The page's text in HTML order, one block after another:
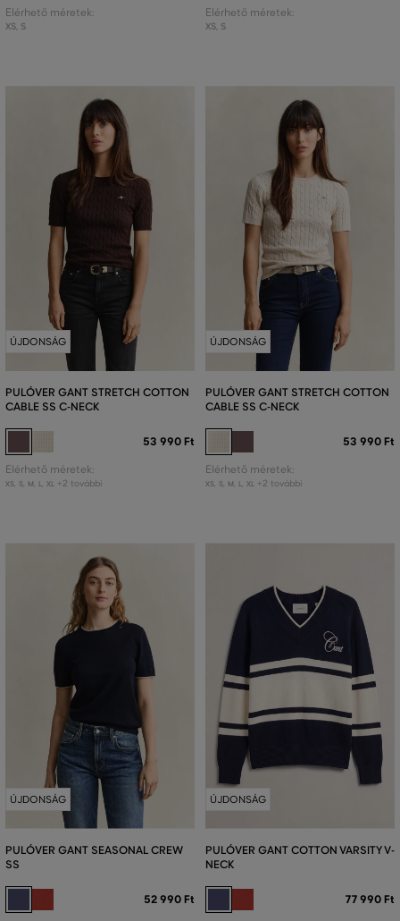
Elérhető méretek:
XS, S
Elérhető méretek:
XS, S
ÚJDONSÁG
PULÓVER GANT STRETCH COTTON
CABLE SS C-NECK
53 990 Ft
Elérhető méretek:
XS, S, M L XL +2 további
ÚJDONSÁG
PULÓVER GANT STRETCH COTTON
CABLE SS C-NECK
53 990 Ft
Elérhető méretek:
XS, S, M L XL +2 további
ÚJDONSÁG
PULÓVER GANT SEASONAL CREW
SS
52 990 Ft
ÚJDONSÁG
PULÓVER GANT COTTON VARSITY V-
NECK
77 990 Ft